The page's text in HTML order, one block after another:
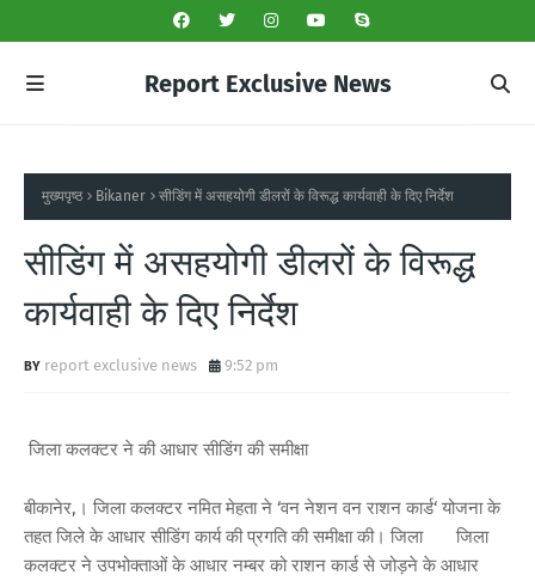
Report Exclusive News
मुख्यपृष्ठ Bikaner सीडिंग में असहयोगी डीलरों के विरूद्ध कार्यवाही के दिए निर्देश
सीडिंग में असहयोगी डीलरों के विरूद्ध
कार्यवाही के दिए निर्देश
report exclusive news 9:52 pm
जिला कलक्टर ने की आधार सीडिंग की समीक्षा
बीकानेर,। जिला कलक्टर नमित मेहता ने ‘वन नेशन वन राशन कार्ड‘ योजना के
तहत जिले के आधार सीडिंग कार्य की प्रगति की समीक्षा की। जिला जिला
कलक्टर ने उपभोक्ताओं के आधार नम्बर को राशन कार्ड से जोड़ने के आधार